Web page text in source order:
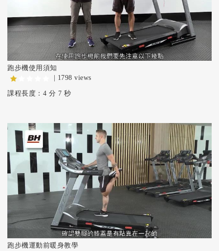
跑步機使用須知
| 1798 views
課程長度：4 分 7 秒
跑步機運動前暖身教學